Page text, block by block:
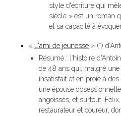
style d'écriture qui
siècle » est un roman
et sa capacité à
« L'ami de jeunesse » (*)
Résumé : l'histoire
de 48 ans qui, malgré
insatisfait et en proie à
une épouse
angoissés, et surtout,
restaurateur et coureur,